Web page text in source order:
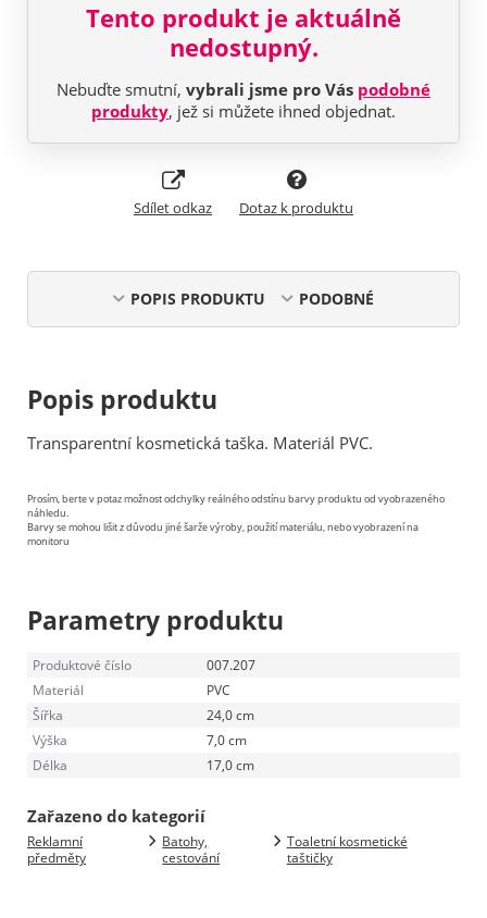
Tento produkt je aktuálně
nedostupný.
Nebuďte smutní, vybrali jsme pro Vás podobné
produkty, jež si můžete ihned objednat.
Sdílet odkaz Dotaz k produktu
POPIS PRODUKTU PODOBNÉ
Popis produktu
Transparentní kosmetická taška. Materiál PVC.
Prosím, berte v potaz možnost odchylky reálného odstínu barvy produktu od vyobrazeného
náhledu.
Barvy se mohou lišit z důvodu jiné šarže výroby, použití materiálu, nebo vyobrazení na
monitoru
Parametry produktu
Produktové číslo
007.207
Materiál
PVC
Šířka
24,0 cm
Výška
7,0 cm
Délka
17,0 cm
Zařazeno do kategorií
Reklamní
předměty
Batohy,
cestování
Toaletní kosmetické
taštičky